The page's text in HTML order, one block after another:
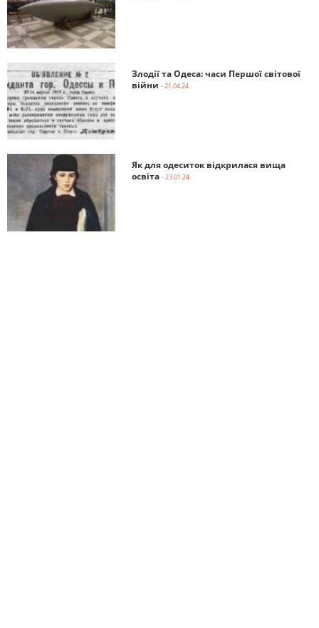
Злодії та Одеса: часи Першої світової
війни - 21.04.24
Як для одеситок відкрилася вища
освіта - 23.01.24